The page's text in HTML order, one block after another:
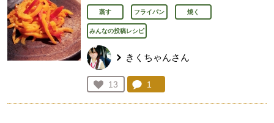
蒸す フライパン 焼く
みんなの投稿レシピ
きくちゃんさん
お気に入り登録：
13
人が登録
コメント：
1